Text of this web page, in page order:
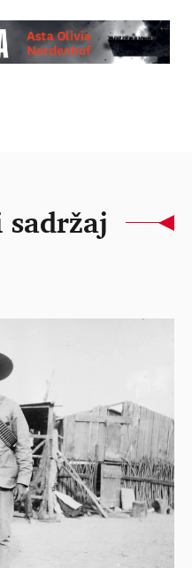
sadržaj